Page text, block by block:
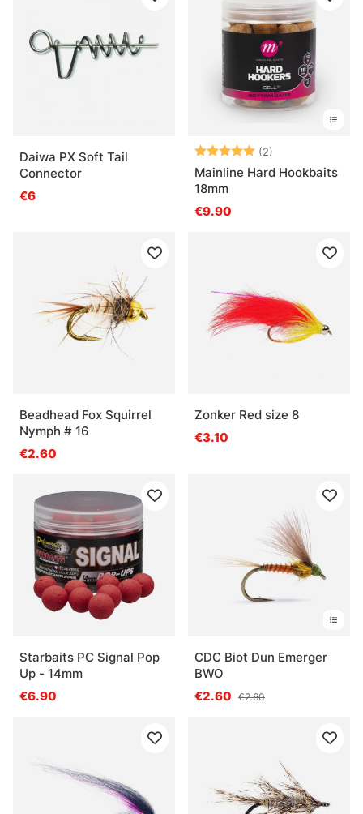
Daiwa PX Soft Tail
Connector
€6
Bewertung:(2)
Mainline Hard Hookbaits
18mm
€9.90
Beadhead Fox Squirrel
Nymph # 16
€2.60
Zonker Red size 8
€3.10
Starbaits PC Signal Pop
Up - 14mm
€6.90
CDC Biot Dun Emerger
BWO
€2.60 €2.60